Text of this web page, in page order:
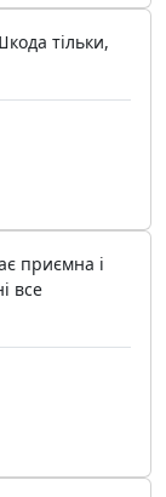
тільки,
приємна і
все